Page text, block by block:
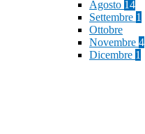
Agosto 14
Settembre 1
Ottobre
Novembre 4
Dicembre 1